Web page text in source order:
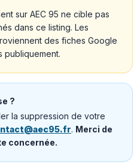
sur AEC 95 ne cible pas
dans ce listing. Les
des fiches Google
publiquement.
?
la suppression de votre
. Merci de
concernée.